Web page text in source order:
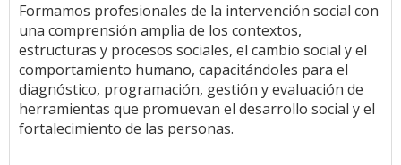
Formamos profesionales de la intervención social con
una comprensión amplia de los contextos,
estructuras y procesos sociales, el cambio social y el
comportamiento humano, capacitándoles para el
diagnóstico, programación, gestión y evaluación de
herramientas que promuevan el desarrollo social y el
fortalecimiento de las personas.